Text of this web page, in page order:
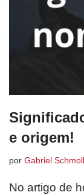
e origem!
por Gabriel
No artigo de